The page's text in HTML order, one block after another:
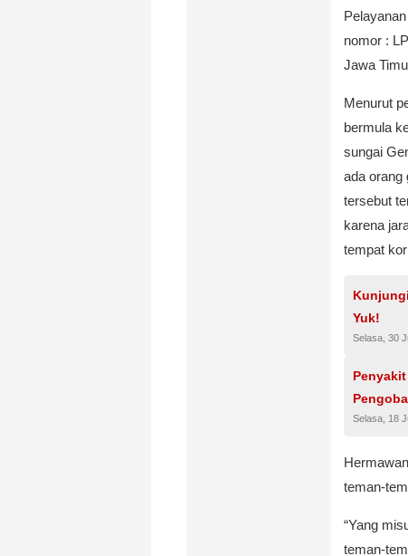
nomor :
Jawa
Menurut
bermula
sungai
ada orang
tersebut
karena
tempat
Yuk!
Selasa, 30
Selasa, 18
teman-
“Yang
teman-